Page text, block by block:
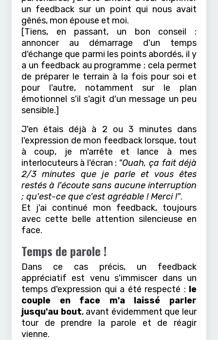
un feedback sur un point qui nous avait
gênés, mon épouse et moi.
[Tiens, en passant, un bon conseil :
annoncer au démarrage d'un temps
d'échange que parmi les points abordés, il y
a un feedback au programme ; cela permet
de préparer le terrain à la fois pour soi et
pour l'autre, notamment sur le plan
émotionnel s'il s'agit d'un message un peu
sensible.]
J'en étais déjà à 2 ou 3 minutes dans
l'expression de mon feedback lorsque, tout
à coup, je m'arrête et lance à mes
interlocuteurs à l'écran : "Ouah, ça fait déjà
2/3 minutes que je parle et vous êtes
restés à l'écoute sans aucune interruption
; qu'est-ce que c'est agréable ! Merci !".
Et j'ai continué mon feedback, toujours
avec cette belle attention silencieuse en
face.
Temps de parole !
Dans ce cas précis, un feedback
appréciatif est venu s'immiscer dans un
temps d'expression qui a été respecté : le
couple en face m'a laissé parler
jusqu'au bout, avant évidemment que leur
tour de prendre la parole et de réagir
vienne.